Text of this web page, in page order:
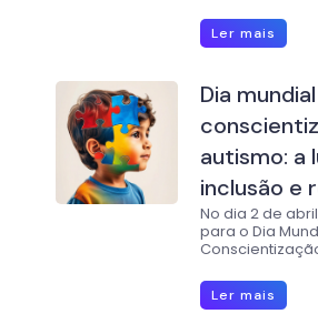
Ler mais
Dia
autismo: a
inclusão e
No dia 2 de
para o Dia
Ler mais